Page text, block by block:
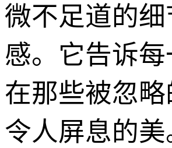
微不足道的
感。它告诉
在那些被忽
令人屏息的美